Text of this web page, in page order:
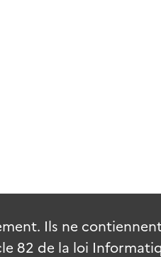
Ils ne
82 de la loi